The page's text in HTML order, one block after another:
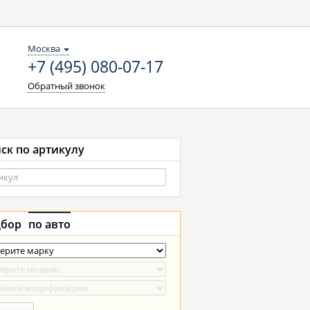
Москва
+7 (495) 080-07-17
Обратный звонок
по артикулу
по авто